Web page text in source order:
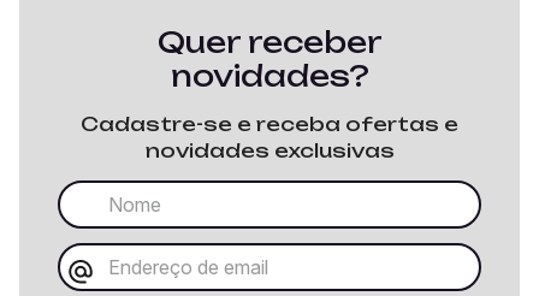
Quer receber
novidades?
Cadastre-se e receba ofertas e
novidades exclusivas